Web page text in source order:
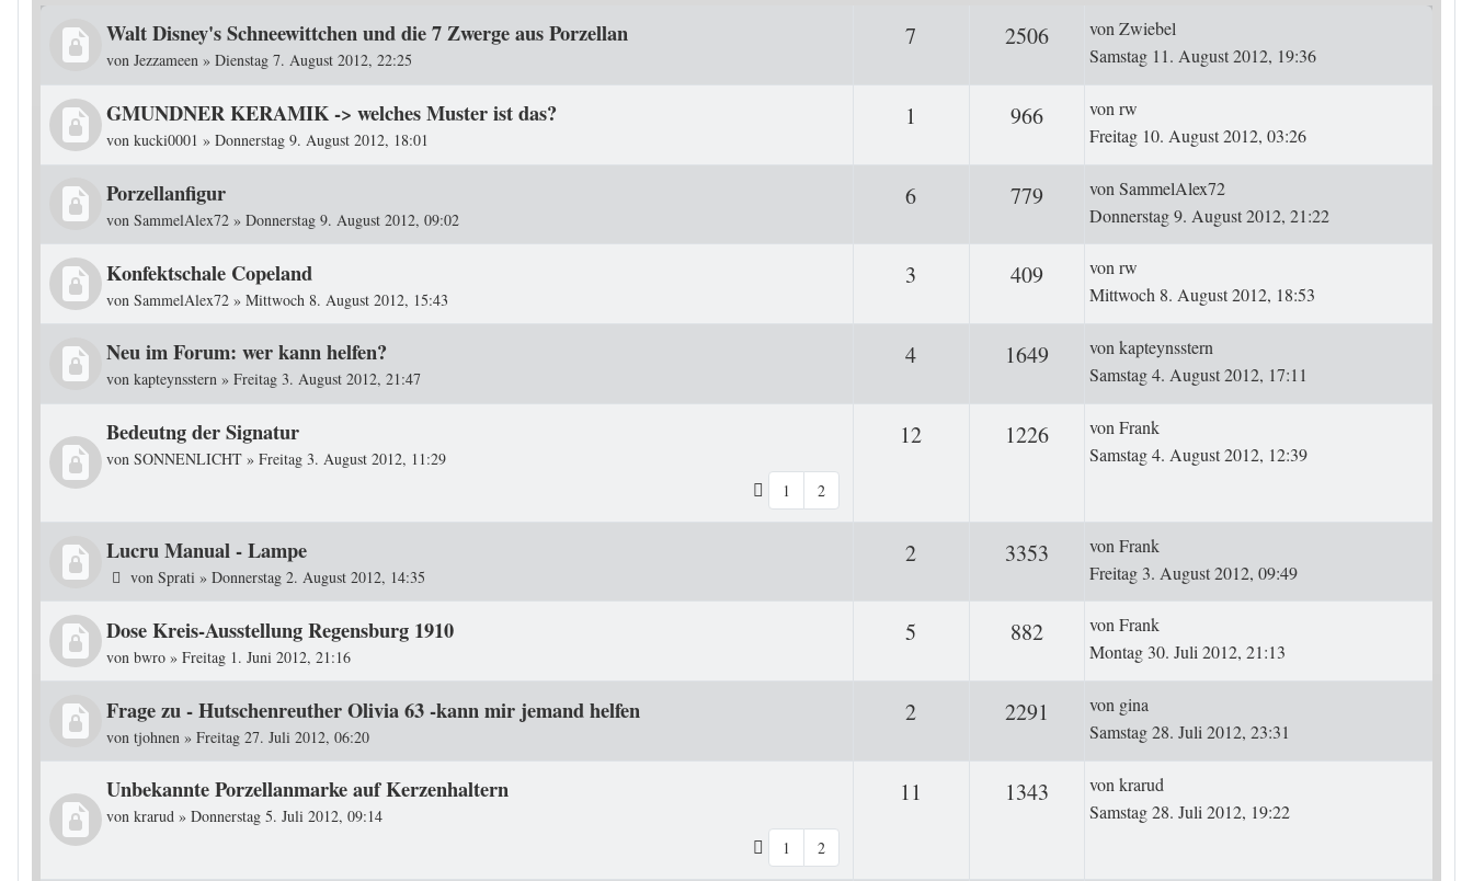
Walt Disney's Schneewittchen und die 7 Zwerge aus Porzellan
von Jezzameen » Dienstag 7. August 2012, 22:25
7 Antworten2506ZugriffeLetzter Beitrag
vonZwiebel
Samstag 11. August 2012, 19:36
GMUNDNER KERAMIK -> welches Muster ist das?
von kucki0001 » Donnerstag 9. August 2012, 18:01
1 966ZugriffeLetzter Beitrag
vonrw
Freitag 10. August 2012, 03:26
Porzellanfigur
von SammelAlex72 » Donnerstag 9. August 2012, 09:02
6Antworten 779 ZugriffeLetzter Beitrag
vonSammelAlex72
Donnerstag 9. August 2012, 21:22
Konfektschale Copeland
von SammelAlex72 » Mittwoch 8. August 2012, 15:43
3 409ZugriffeLetzter Beitrag
vonrw
Mittwoch 8. August 2012, 18:53
Neu im Forum: wer kann helfen?
von kapteynsstern » Freitag 3. August 2012, 21:47
4Antworten1649 ZugriffeLetzter Beitrag
vonkapteynsstern
Samstag 4. August 2012, 17:11
Bedeutng der Signatur
von SONNENLICHT » Freitag 3. August 2012, 11:29
1
2
12Antworten1226ZugriffeLetzter Beitrag
vonFrank
Samstag 4. August 2012, 12:39
Lucru Manual - Lampe
von Sprati » Donnerstag 2. August 2012, 14:35
2Antworten3353 ZugriffeLetzter Beitrag
vonFrank
Freitag 3. August 2012, 09:49
Dose Kreis-Ausstellung Regensburg 1910
von bwro » Freitag 1. Juni 2012, 21:16
5 882ZugriffeLetzter Beitrag
vonFrank
Montag 30. Juli 2012, 21:13
Frage zu - Hutschenreuther Olivia 63 -kann mir jemand helfen
von tjohnen » Freitag 27. Juli 2012, 06:20
2Antworten2291 ZugriffeLetzter Beitrag
von gina
Samstag 28. Juli 2012, 23:31
Unbekannte Porzellanmarke auf Kerzenhaltern
von krarud » Donnerstag 5. Juli 2012, 09:14
1
2
11 Antworten1343 ZugriffeLetzter Beitrag
vonkrarud
Samstag 28. Juli 2012, 19:22